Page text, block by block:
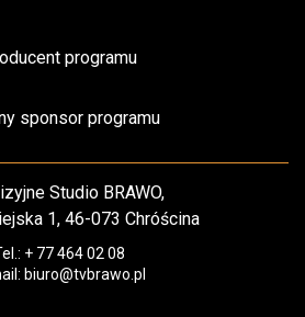
programu
sponsor programu
Studio BRAWO,
1, 46-073 Chróścina
+ 77 464 02 08
biuro@tvbrawo.pl